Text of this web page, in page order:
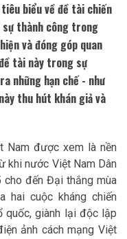
biểu về đề tài chiến
sự thành công trong
và đóng góp quan
tài này trong sự
những hạn chế - như
thu hút khán giả và
được xem là nền
khi nước Việt Nam Dân
đến Đại thắng mùa
hai cuộc kháng chiến
quốc, giành lại độc lập
ảnh cách mạng Việt